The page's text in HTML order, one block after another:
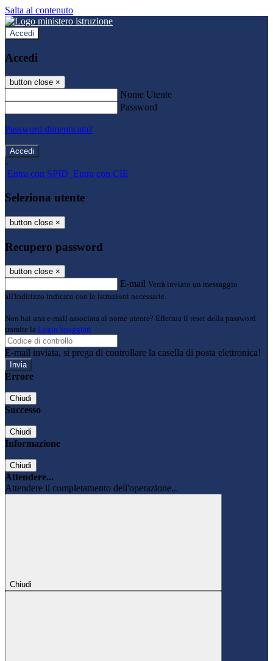
Salta al contenuto
Accedi
Accedi
button close ×
Nome Utente
Password
Password dimenticata?
-
Entra con SPID Entra con CIE
Seleziona utente
button close ×
Recupero password
button close ×
E-mail Verrà inviato un messaggio
all'indirizzo indicato con le istruzioni necessarie.
Non hai una e-mail associata al nome utente? Effettua il reset della password
tramite la Login Spaggiari
E-mail inviata, si prega di controllare la casella di posta elettronica!
Errore
Chiudi
Successo
Chiudi
Informazione
Chiudi
Attendere...
Attendere il completamento dell'operazione...
Chiudi